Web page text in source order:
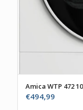
Amica WTP 472
€494,99